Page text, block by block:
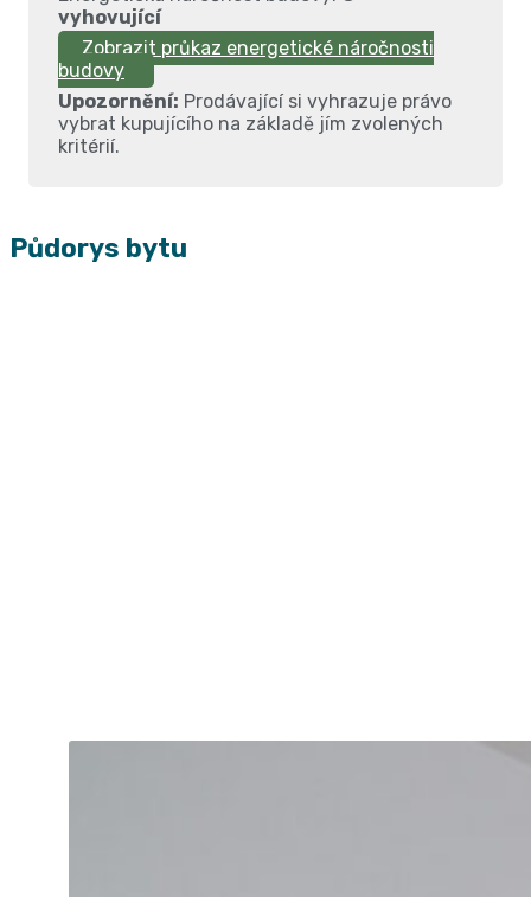
vyhovující
Zobrazit průkaz energetické náročnosti
budovy
Upozornění: Prodávající si vyhrazuje právo
vybrat kupujícího na základě jím zvolených
kritérií.
Půdorys bytu